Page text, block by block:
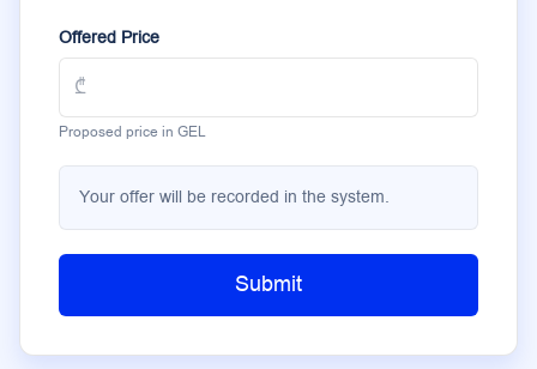
Offered Price
Proposed price in GEL
Your offer will be recorded in the system.
Submit